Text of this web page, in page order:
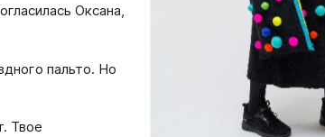
Оксана,
пальто. Но
Твое